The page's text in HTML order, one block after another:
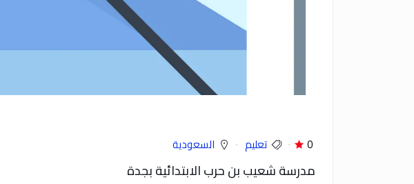
0 تعليم السعودية
مدرسة شعيب بن حرب الابتدائية بجدة